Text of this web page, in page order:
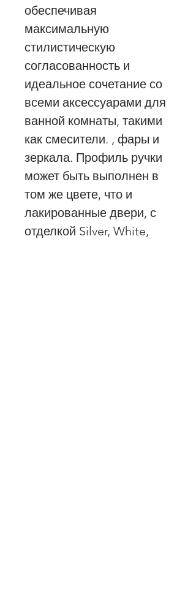
обеспечивая
максимальную
стилистическую
согласованность и
идеальное сочетание со
всеми аксессуарами для
ванной комнаты, такими
как смесители. , фары и
зеркала. Профиль ручки
может быть выполнен в
том же цвете, что и
лакированные двери, с
отделкой Silver, White,